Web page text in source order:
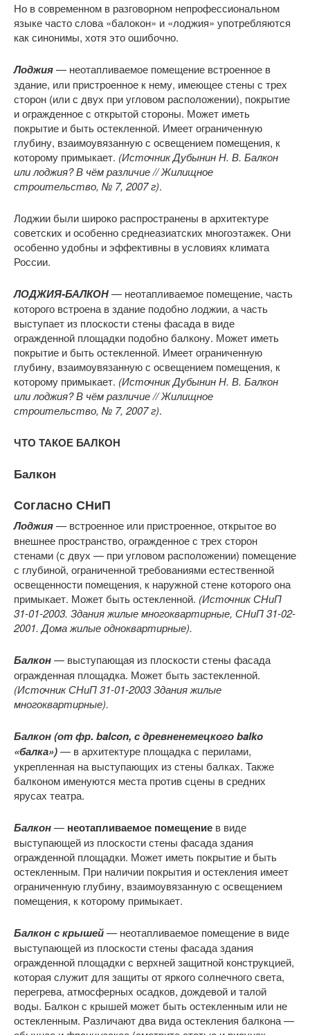
Но в современном в разговорном непрофессиональном
языке часто слова «балокон» и «лоджия» употребляются
как синонимы, хотя это ошибочно.
Лоджия— неотапливаемое помещение встроенное в
здание, или пристроенное к нему, имеющее стены с трех
сторон (или с двух при угловом расположении), покрытие
и огражденное с открытой стороны. Может иметь
покрытие и быть остекленной. Имеет ограниченную
глубину, взаимоувязанную с освещением помещения, к
которому примыкает. (Источник Дубынин Н. В. Балкон
или лоджия? В чём различие // Жилищное
строительство, № 7, 2007 г).
Лоджии были широко распространены в архитектуре
советских и особенно среднеазиатских многоэтажек. Они
особенно удобны и эффективны в условиях климата
России.
ЛОДЖИЯ-БАЛКОН— неотапливаемое помещение, часть
которого встроена в здание подобно лоджии, а часть
выступает из плоскости стены фасада в виде
огражденной площадки подобно балкону. Может иметь
покрытие и быть остекленной. Имеет ограниченную
глубину, взаимоувязанную с освещением помещения, к
которому примыкает. (Источник Дубынин Н. В. Балкон
или лоджия? В чём различие // Жилищное
строительство, № 7, 2007 г).
ЧТО ТАКОЕ БАЛКОН
Балкон
Согласно СНиП
Лоджия— встроенное или пристроенное, открытое во
внешнее пространство, огражденное с трех сторон
стенами (с двух — при угловом расположении) помещение
с глубиной, ограниченной требованиями естественной
освещенности помещения, к наружной стене которого она
примыкает. Может быть остекленной. (Источник СНиП
31-01-2003. Здания жилые многоквартирные, СНиП 31-02-
2001. Дома жилые одноквартирные).
Балкон— выступающая из плоскости стены фасада
огражденная площадка. Может быть застекленной.
(Источник СНиП 31-01-2003 Здания жилые
многоквартирные).
Балкон (от фр. balcon, с древненемецкого balko
«балка»)— в архитектуре площадка с перилами,
укрепленная на выступающих из стены балках. Также
балконом именуются места против сцены в средних
ярусах театра.
Балкон— неотапливаемое помещение в виде
выступающей из плоскости стены фасада здания
огражденной площадки. Может иметь покрытие и быть
остекленным. При наличии покрытия и остекления имеет
ограниченную глубину, взаимоувязанную с освещением
помещения, к которому примыкает.
Балкон с крышей— неотапливаемое помещение в виде
выступающей из плоскости стены фасада здания
огражденной площадки с верхней защитной конструкцией,
которая служит для защиты от яркого солнечного света,
перегрева, атмосферных осадков, дождевой и талой
воды. Балкон с крышей может быть остекленным или не
остекленным. Различают два вида остекления балкона —